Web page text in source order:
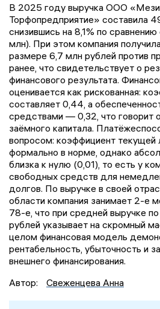
В 2025 году выручка ООО
Торфопредприятие» составила
снизившись на 8,1% по
млн). При этом компания
размере 6,7 млн рублей против
ранее, что свидетельствует о
финансового результата.
оценивается как рискованная:
составляет 0,44, а
средствами — 0,32, что говорит
заёмного капитала.
вопросом: коэффициент текущей
формально в норме, однако
близка к нулю (0,01), то есть у
свободных средств для
долгов. По выручке в своей
области компания занимает 2-е
78-е, что при средней выручке
рублей указывает на скромный
целом финансовая модель
рентабельность, убыточность и
внешнего финансирования.
Автор:
Свеженцева Анна